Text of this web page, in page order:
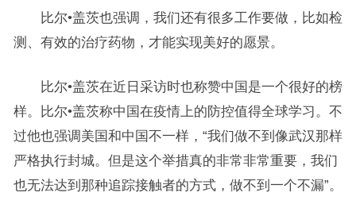
比尔•盖茨也强调，我们还有很多工作要做，比如检
测、有效的治疗药物，才能实现美好的愿景。
比尔•盖茨在近日采访时也称赞中国是一个很好的榜
样。比尔•盖茨称中国在疫情上的防控值得全球学习。不
过他也强调美国和中国不一样，“我们做不到像武汉那样
严格执行封城。但是这个举措真的非常非常重要，我们
也无法达到那种追踪接触者的方式，做不到一个不漏”。